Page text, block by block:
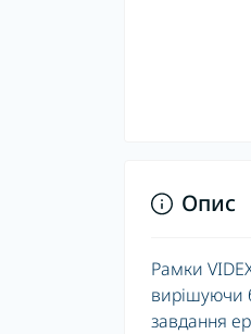
Опис
Рамки
вирішуючи
завдання